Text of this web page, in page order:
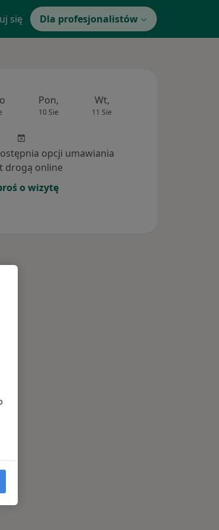
się Dla profesjonalistów
Pon,
10 Sie
Wt,
11 Sie
opcji umawiania
drogą online
o wizytę